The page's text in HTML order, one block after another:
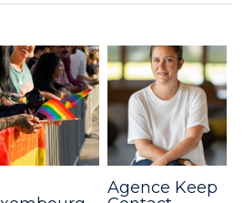
Agence Keep